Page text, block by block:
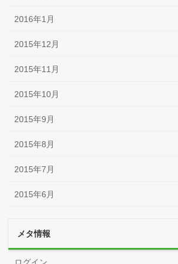
2016年1月
2015年12月
2015年11月
2015年10月
2015年9月
2015年8月
2015年7月
2015年6月
メタ情報